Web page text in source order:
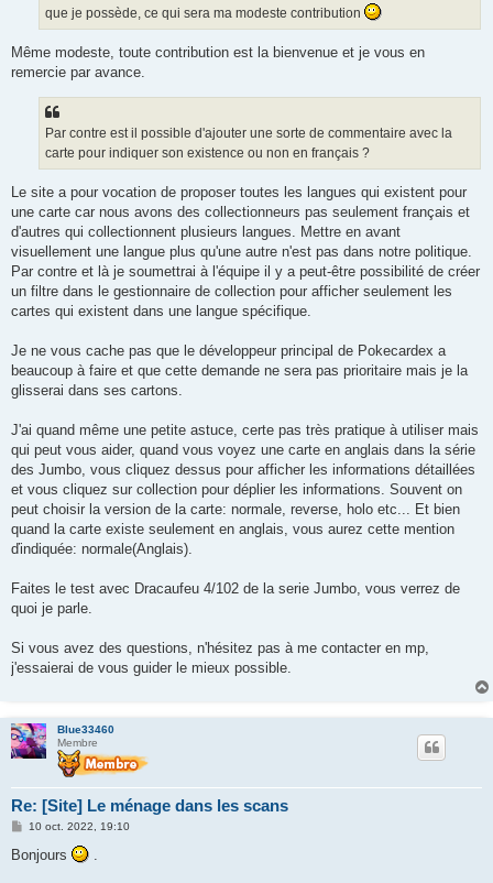
que je possède, ce qui sera ma modeste contribution
Même modeste, toute contribution est la bienvenue et je vous en
remercie par avance.
Par contre est il possible d'ajouter une sorte de commentaire avec la
carte pour indiquer son existence ou non en français ?
Le site a pour vocation de proposer toutes les langues qui existent pour
une carte car nous avons des collectionneurs pas seulement français et
d'autres qui collectionnent plusieurs langues. Mettre en avant
visuellement une langue plus qu'une autre n'est pas dans notre politique.
Par contre et là je soumettrai à l'équipe il y a peut-être possibilité de créer
un filtre dans le gestionnaire de collection pour afficher seulement les
cartes qui existent dans une langue spécifique.
Je ne vous cache pas que le développeur principal de Pokecardex a
beaucoup à faire et que cette demande ne sera pas prioritaire mais je la
glisserai dans ses cartons.
J'ai quand même une petite astuce, certe pas très pratique à utiliser mais
qui peut vous aider, quand vous voyez une carte en anglais dans la série
des Jumbo, vous cliquez dessus pour afficher les informations détaillées
et vous cliquez sur collection pour déplier les informations. Souvent on
peut choisir la version de la carte: normale, reverse, holo etc... Et bien
quand la carte existe seulement en anglais, vous aurez cette mention
ďindiquée: normale(Anglais).
Faites le test avec Dracaufeu 4/102 de la serie Jumbo, vous verrez de
quoi je parle.
Si vous avez des questions, n'hésitez pas à me contacter en mp,
j'essaierai de vous guider le mieux possible.
Blue33460
Membre
Re: [Site] Le ménage dans les scans
M
s
10 oct. 2022, 19:10
Bonjours .